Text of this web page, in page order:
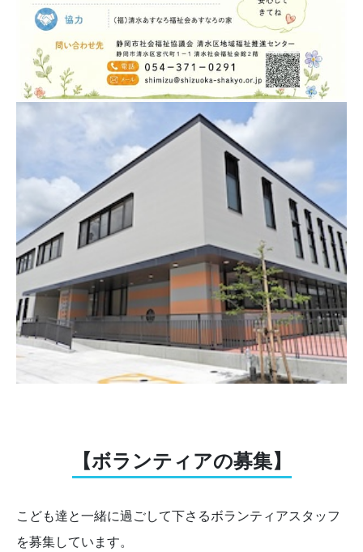
【ボランティアの募集】
こども達と一緒に過ごして下さるボランティアスタッフ
を募集しています。